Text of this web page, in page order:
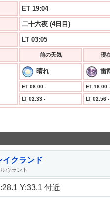
ET 19:04
二十六夜 (4日目)
LT 03:05
前の天気 現
晴れ 雷
ET 08:00 - ET 16:00 -
LT 02:33 - LT 02:56 -
イクランド
ヴラント
Y:33.1 付近